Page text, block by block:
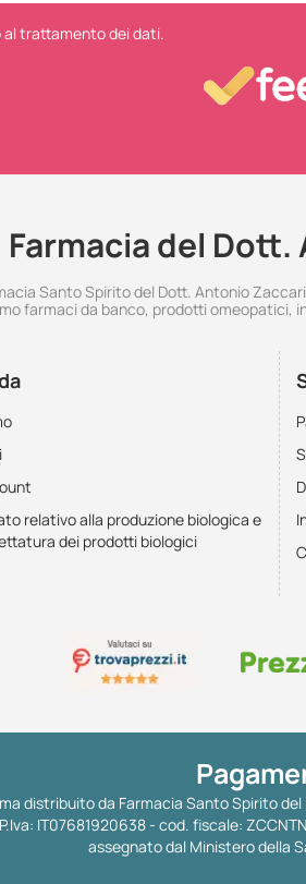
trattamento dei dati.
Farmacia del
Santo Spirito del Dott. Antonio
farmaci da banco, prodotti omeopatici,
relativo alla produzione biologica e
dei prodotti biologici
distribuito da Farmacia Santo Spirito
IT07681920638 - cod. fiscale:
assegnato dal Ministero della